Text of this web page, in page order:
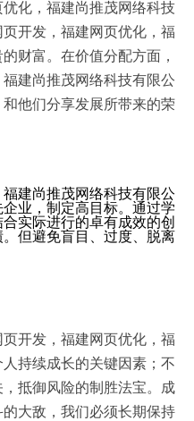
化，福建尚推茂网络科技
开发，福建网页优化，福
财富。在价值分配方面，
建尚推茂网络科技有限公
他们分享发展所带来的荣
建尚推茂网络科技有限公
业，制定高目标。通过学
实际进行的卓有成效的创
但避免盲目、过度、脱离
开发，福建网页优化，福
持续成长的关键因素；不
抵御风险的制胜法宝。成
大敌，我们必须长期保持